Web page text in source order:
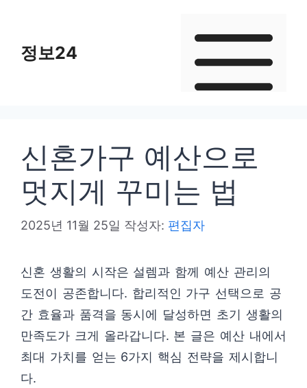
정보24
신혼가구 예산으로
멋지게 꾸미는 법
2025년 11월 25일 작성자: 편집자
신혼 생활의 시작은 설렘과 함께 예산 관리의
도전이 공존합니다. 합리적인 가구 선택으로 공
간 효율과 품격을 동시에 달성하면 초기 생활의
만족도가 크게 올라갑니다. 본 글은 예산 내에서
최대 가치를 얻는 6가지 핵심 전략을 제시합니
다.